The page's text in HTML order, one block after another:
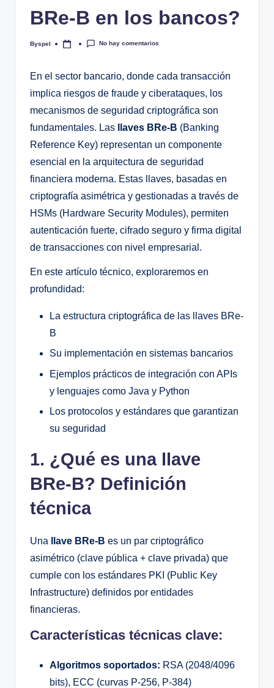
BRe-B en los bancos?
Publicado
Byspel No hay comentarios
En el sector bancario, donde cada transacción
implica riesgos de fraude y ciberataques, los
mecanismos de seguridad criptográfica son
fundamentales. Las
llaves BRe-B (Banking
Reference Key) representan un componente
esencial en la arquitectura de seguridad
financiera moderna. Estas llaves, basadas en
criptografía asimétrica y gestionadas a través de
HSMs (Hardware Security Modules), permiten
autenticación fuerte, cifrado seguro y firma digital
de transacciones con nivel empresarial.
En este artículo técnico, exploraremos en
profundidad:
La estructura criptográfica de las llaves BRe-
B
Su implementación en sistemas bancarios
Ejemplos prácticos de integración con APIs
y lenguajes como Java y Python
Los protocolos y estándares que garantizan
su seguridad
1. ¿Qué es una llave
BRe-B? Definición
técnica
Una llave BRe-B es un par criptográfico
asimétrico (clave pública + clave privada) que
cumple con los estándares PKI (Public Key
Infrastructure) definidos por entidades
financieras.
Características técnicas clave:
Algoritmos soportados: RSA (2048/4096
bits), ECC (curvas P-256, P-384)